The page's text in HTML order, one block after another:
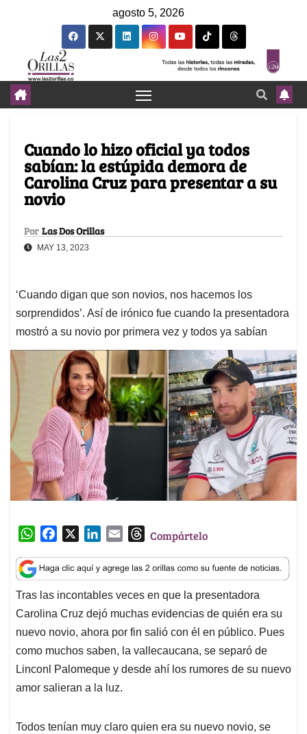
agosto 5, 2026
Cuando lo hizo oficial ya todos
sabían: la estúpida demora de
Carolina Cruz para presentar a su
novio
Por Las Dos Orillas
MAY 13, 2023
‘Cuando digan que son novios, nos hacemos los
sorprendidos’. Así de irónico fue cuando la presentadora
mostró a su novio por primera vez y todos ya sabían
W
a
t
s
A
p
p
c
e
b
o
o
k
n
k
e
d
I
n
a
i
l
T
r
e
a
d
s
Compártelo
Tras las incontables veces en que la presentadora
Carolina Cruz dejó muchas evidencias de quién era su
nuevo novio, ahora por fin salió con él en público. Pues
como muchos saben, la vallecaucana, se separó de
Linconl Palomeque y desde ahí los rumores de su nuevo
amor salieran a la luz.
Todos tenían muy claro quien era su nuevo novio, se